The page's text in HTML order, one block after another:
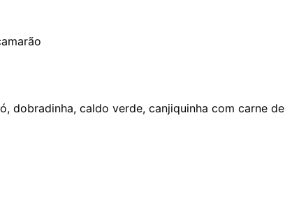
dobradinha, caldo verde, canjiquinha com carne de